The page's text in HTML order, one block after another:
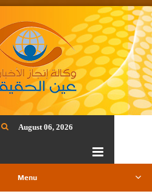
August 06, 2026
Menu